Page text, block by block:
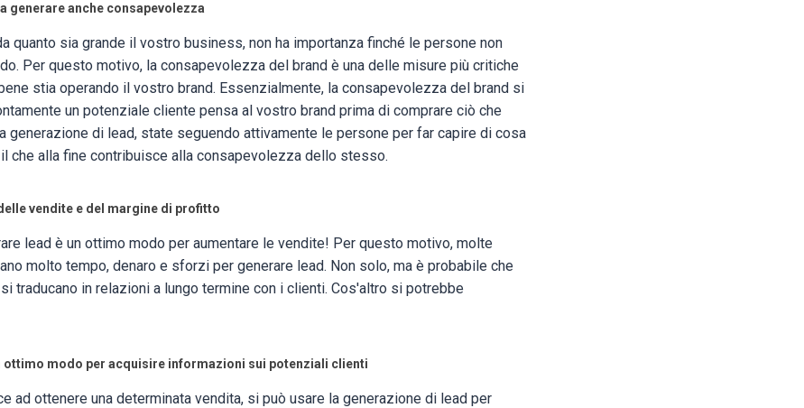
generare anche consapevolezza
quanto sia grande il vostro business, non ha importanza finché le persone non
Per questo motivo, la consapevolezza del brand è una delle misure più critiche
stia operando il vostro brand. Essenzialmente, la consapevolezza del brand si
un potenziale cliente pensa al vostro brand prima di comprare ciò che
generazione di lead, state seguendo attivamente le persone per far capire di cosa
che alla fine contribuisce alla consapevolezza dello stesso.
vendite e del margine di profitto
lead è un ottimo modo per aumentare le vendite! Per questo motivo, molte
molto tempo, denaro e sforzi per generare lead. Non solo, ma è probabile che
traducano in relazioni a lungo termine con i clienti. Cos'altro si potrebbe
ottimo modo per acquisire informazioni sui potenziali clienti
ad ottenere una determinata vendita, si può usare la generazione di lead per